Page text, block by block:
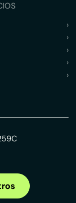
›
›
›
›
›